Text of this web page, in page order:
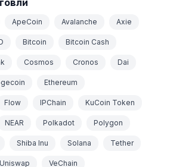
ApeCoin Avalanche Axie
Bitcoin Bitcoin Cash
Cosmos Cronos Dai
Ethereum
Flow IPChain KuCoin Token
NEAR Polkadot Polygon
Shiba Inu Solana Tether
Uniswap VeChain